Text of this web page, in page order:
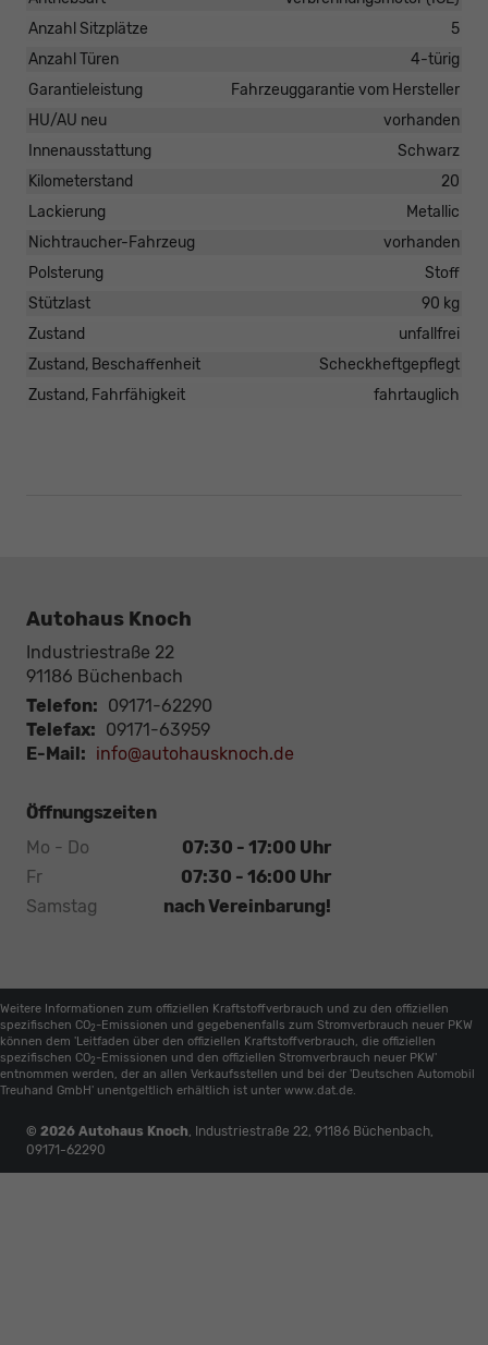
Anzahl Sitzplätze
5
Anzahl Türen
4-türig
Garantieleistung
Fahrzeuggarantie vom Hersteller
HU/AU neu
vorhanden
Innenausstattung
Schwarz
Kilometerstand
20
Lackierung
Metallic
Nichtraucher-Fahrzeug
vorhanden
Polsterung
Stoff
Stützlast
90 kg
Zustand
unfallfrei
Zustand, Beschaffenheit
Scheckheftgepflegt
Zustand, Fahrfähigkeit
fahrtauglich
Autohaus Knoch
Industriestraße 22
91186 Büchenbach
Telefon: 09171-62290
Telefax: 09171-63959
E-Mail: info@autohausknoch.de
Öffnungszeiten
Mo - Do
07:30 - 17:00 Uhr
Fr
07:30 - 16:00 Uhr
Samstag
nach Vereinbarung!
Weitere Informationen zum offiziellen Kraftstoffverbrauch und zu den offiziellen
spezifischen CO2 -Emissionen und gegebenenfalls zum Stromverbrauch neuer PKW
können dem 'Leitfaden über den offiziellen Kraftstoffverbrauch, die offiziellen
spezifischen CO2 -Emissionen und den offiziellen Stromverbrauch neuer PKW'
entnommen werden, der an allen Verkaufsstellen und bei der 'Deutschen Automobil
Treuhand GmbH' unentgeltlich erhältlich ist unter www.dat.de.
© 2026 Autohaus Knoch, Industriestraße 22, 91186 Büchenbach,
09171-62290